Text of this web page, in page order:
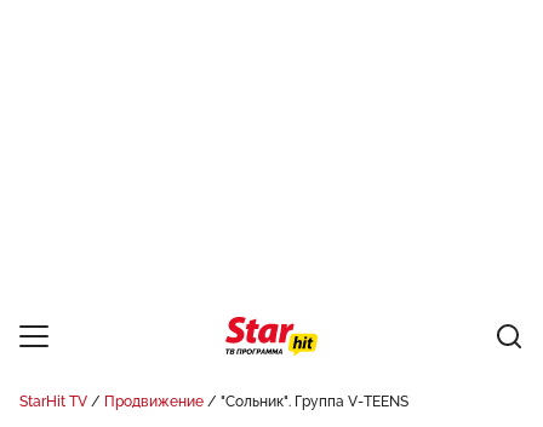
StarHit TV Продвижение "Сольник". Группа V-TEENS